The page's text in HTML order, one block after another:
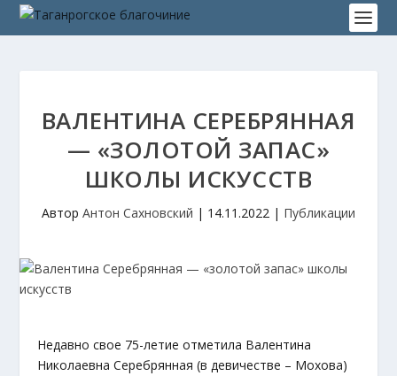
ВАЛЕНТИНА СЕРЕБРЯННАЯ
— «ЗОЛОТОЙ ЗАПАС»
ШКОЛЫ ИСКУССТВ
Автор Антон Сахновский | 14.11.2022 | Публикации
Недавно свое 75-летие отметила Валентина
Николаевна Серебрянная (в девичестве – Мохова)